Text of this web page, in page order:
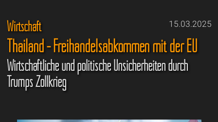
15.03.2025
Wirtschaft
Thailand - Freihandelsabkommen mit der EU
Wirtschaftliche und politische Unsicherheiten durch
Trumps Zollkrieg